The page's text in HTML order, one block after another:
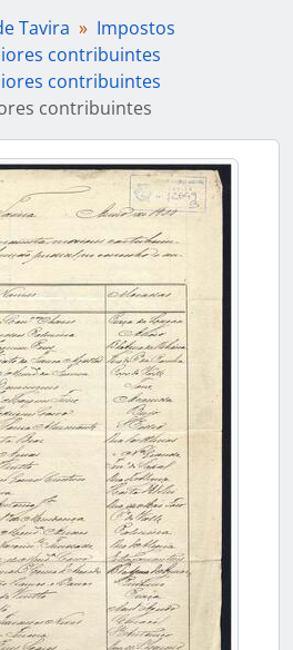
Tavira
Impostos
contribuintes
contribuintes
contribuintes